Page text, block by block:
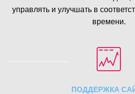
управлять и улучшать в
времени.
ПОДДЕРЖКА